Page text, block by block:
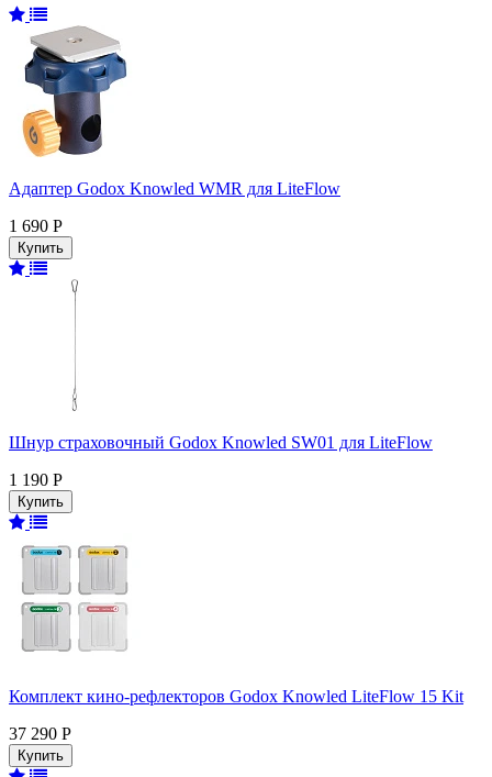
Адаптер Godox Knowled WMR для LiteFlow
1 690 Р
Шнур страховочный Godox Knowled SW01 для LiteFlow
1 190 Р
Комплект кино-рефлекторов Godox Knowled LiteFlow 15 Kit
37 290 Р